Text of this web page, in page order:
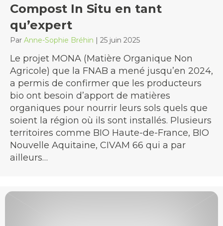
Compost In Situ en tant
qu’expert
Par Anne-Sophie Bréhin | 25 juin 2025
Le projet MONA (Matière Organique Non
Agricole) que la FNAB a mené jusqu’en 2024,
a permis de confirmer que les producteurs
bio ont besoin d’apport de matières
organiques pour nourrir leurs sols quels que
soient la région où ils sont installés. Plusieurs
territoires comme BIO Haute-de-France, BIO
Nouvelle Aquitaine, CIVAM 66 qui a par
ailleurs…